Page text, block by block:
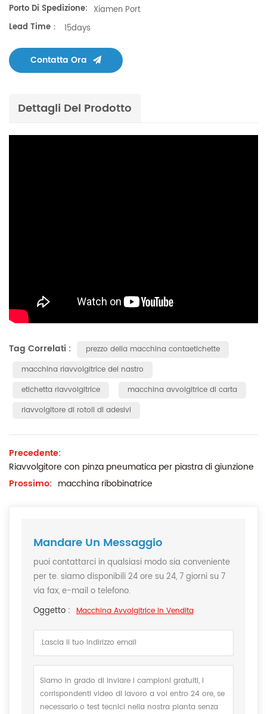
Porto Di Spedizione: Xiamen Port
Lead Time：
15days
Contatta Ora
Dettagli Del Prodotto
Tag Correlati :
prezzo della macchina contaetichette
macchina riavvolgitrice del nastro
etichetta riavvolgitrice
macchina avvolgitrice di carta
riavvolgitore di rotoli di adesivi
Precedente:
Riavvolgitore con pinza pneumatica per piastra di giunzione
Prossimo: macchina ribobinatrice
Mandare Un Messaggio
puoi contattarci in qualsiasi modo sia conveniente
per te. siamo disponibili 24 ore su 24, 7 giorni su 7
via fax, e-mail o telefono.
Oggetto : Macchina Avvolgitrice In Vendita